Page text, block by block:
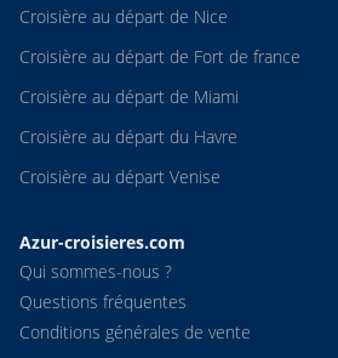
Croisière au départ de Nice
Croisière au départ de Fort de france
Croisière au départ de Miami
Croisière au départ du Havre
Croisière au départ Venise
Azur-croisieres.com
Qui sommes-nous ?
Questions fréquentes
Conditions générales de vente